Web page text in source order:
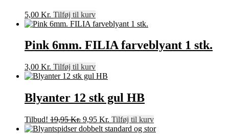
5,00 Kr. Tilføj til kurv
Pink 6mm. FILIA farveblyant 1 stk.
3,00 Kr. Tilføj til kurv
Blyanter 12 stk gul HB
Tilbud! 19,95Kr. Den
oprindelige
9,95 Kr. Den
aktuelle
Tilføj til kurv